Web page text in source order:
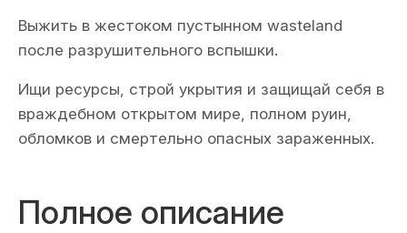
Выжить в жестоком пустынном wasteland
после разрушительного вспышки.
Ищи ресурсы, строй укрытия и защищай себя в
враждебном открытом мире, полном руин,
обломков и смертельно опасных зараженных.
Полное описание